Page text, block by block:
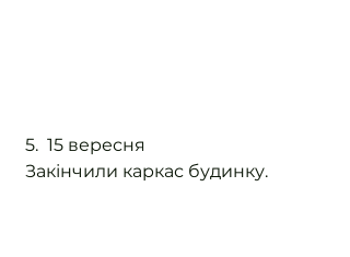
5.  15 вересня
Закінчили каркас будинку.